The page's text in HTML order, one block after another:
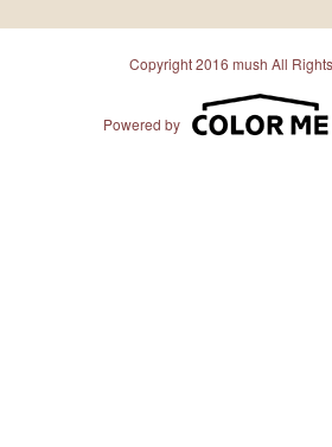
Copyright 2016 mush All
Powered by